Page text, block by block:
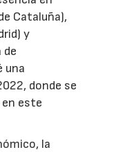
Cataluña),
y
de
una
donde se
este
la